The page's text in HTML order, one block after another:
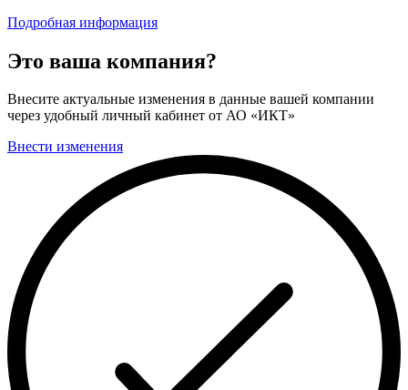
Подробная информация
Это ваша компания?
Внесите актуальные изменения в данные вашей компании
через удобный личный кабинет от АО «ИКТ»
Внести изменения